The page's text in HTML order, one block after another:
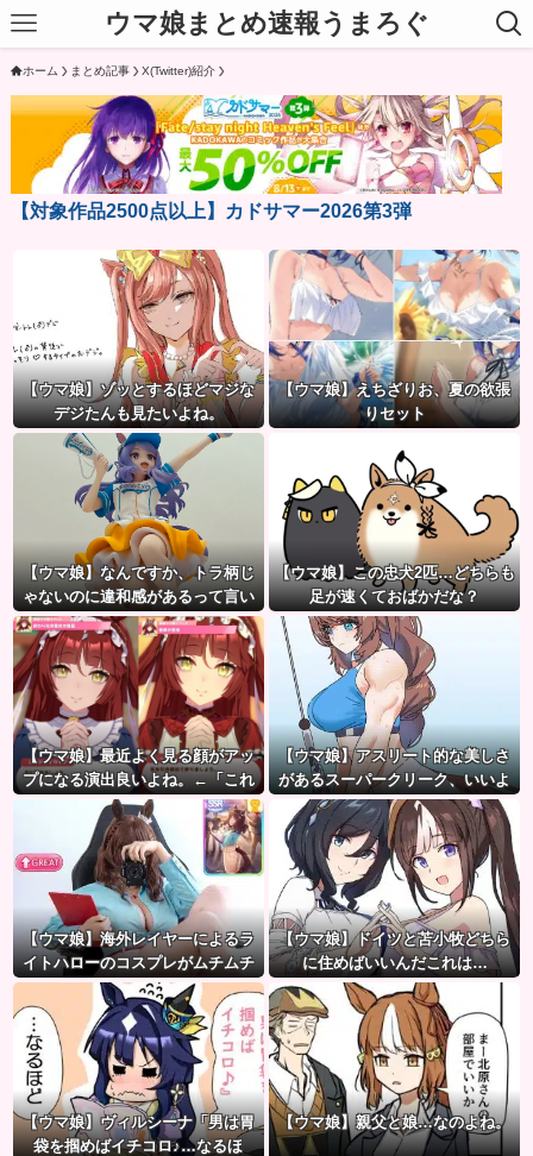
ウマ娘まとめ速報うまろぐ
ホーム まとめ記事 X(Twitter)紹介
【対象作品2500点以上】カドサマー2026第3弾
【ウマ娘】ゾッとするほどマジな
デジたんも見たいよね。
【ウマ娘】えちざりお、夏の欲張
りセット
【ウマ娘】なんですか、トラ柄じ
ゃないのに違和感があるって言い
たいんですか？
【ウマ娘】この忠犬2匹…どちらも
足が速くておばかだな？
【ウマ娘】最近よく見る顔がアッ
プになる演出良いよね。←「これ
とかこれとか…」
【ウマ娘】アスリート的な美しさ
があるスーパークリーク、いいよ
ね…
【ウマ娘】海外レイヤーによるラ
イトハローのコスプレがムチムチ
すぎて↑GREAT
【ウマ娘】ドイツと苫小牧どちら
に住めばいいんだこれは…
【ウマ娘】ヴィルシーナ「男は胃
袋を掴めばイチコロ♪…なるほ
【ウマ娘】親父と娘…なのよね。